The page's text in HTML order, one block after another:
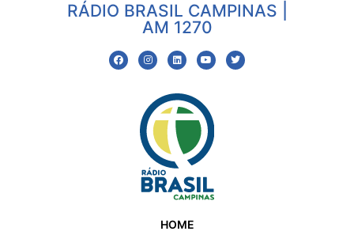
RÁDIO BRASIL CAMPINAS |
AM 1270
HOME